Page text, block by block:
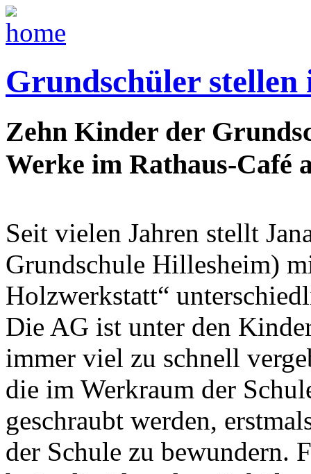
Grundschüler stellen
Zehn Kinder der
Werke im Rathaus-Café
Seit vielen Jahren stellt
Grundschule Hillesheim)
Holzwerkstatt“
Die AG ist unter den
immer viel zu schnell
die im Werkraum der
geschraubt werden,
der Schule zu bewundern.